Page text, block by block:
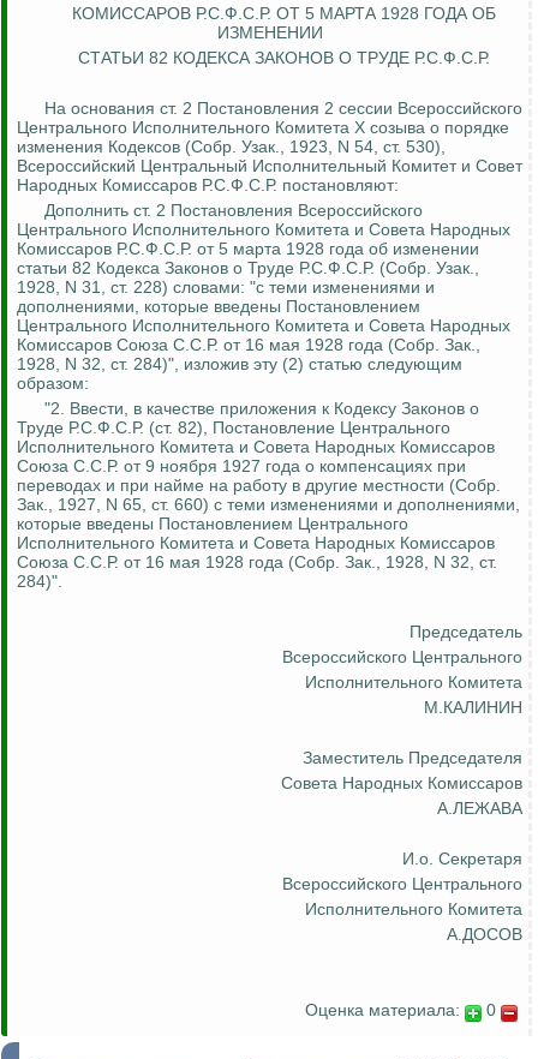
КОМИССАРОВ Р.С.Ф.С.Р. ОТ 5 МАРТА 1928 ГОДА ОБ
ИЗМЕНЕНИИ
СТАТЬИ 82 КОДЕКСА ЗАКОНОВ О ТРУДЕ Р.С.Ф.С.Р.
На основания ст. 2 Постановления 2 сессии Всероссийского
Центрального Исполнительного Комитета X созыва о порядке
изменения Кодексов (Собр. Узак., 1923, N 54, ст. 530),
Всероссийский Центральный Исполнительный Комитет и Совет
Народных Комиссаров Р.С.Ф.С.Р. постановляют:
Дополнить ст. 2 Постановления Всероссийского
Центрального Исполнительного Комитета и Совета Народных
Комиссаров Р.С.Ф.С.Р. от 5 марта 1928 года об изменении
статьи 82 Кодекса Законов о Труде Р.С.Ф.С.Р. (Собр. Узак.,
1928, N 31, ст. 228) словами: "с теми изменениями и
дополнениями, которые введены Постановлением
Центрального Исполнительного Комитета и Совета Народных
Комиссаров Союза С.С.Р. от 16 мая 1928 года (Собр. Зак.,
1928, N 32, ст. 284)", изложив эту (2) статью следующим
образом:
"2. Ввести, в качестве приложения к Кодексу Законов о
Труде Р.С.Ф.С.Р. (ст. 82), Постановление Центрального
Исполнительного Комитета и Совета Народных Комиссаров
Союза С.С.Р. от 9 ноября 1927 года о компенсациях при
переводах и при найме на работу в другие местности (Собр.
Зак., 1927, N 65, ст. 660) с теми изменениями и дополнениями,
которые введены Постановлением Центрального
Исполнительного Комитета и Совета Народных Комиссаров
Союза С.С.Р. от 16 мая 1928 года (Собр. Зак., 1928, N 32, ст.
284)".
Председатель
Всероссийского Центрального
Исполнительного Комитета
М.КАЛИНИН
Заместитель Председателя
Совета Народных Комиссаров
А.ЛЕЖАВА
И.о. Секретаря
Всероссийского Центрального
Исполнительного Комитета
А.ДОСОВ
Оценка материала: 0